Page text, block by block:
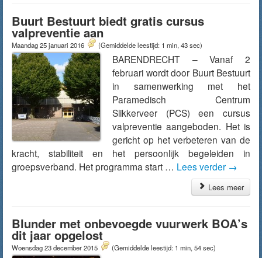
Buurt Bestuurt biedt gratis cursus
valpreventie aan
Maandag 25 januari 2016 (Gemiddelde leestijd: 1 min, 43 sec)
BARENDRECHT – Vanaf 2
februari wordt door Buurt Bestuurt
in samenwerking met het
Paramedisch Centrum
Slikkerveer (PCS) een cursus
valpreventie aangeboden. Het is
gericht op het verbeteren van de
kracht, stabiliteit en het persoonlijk begeleiden in
groepsverband. Het programma start … Lees verder →
Lees meer
Blunder met onbevoegde vuurwerk BOA’s
dit jaar opgelost
Woensdag 23 december 2015 (Gemiddelde leestijd: 1 min, 54 sec)